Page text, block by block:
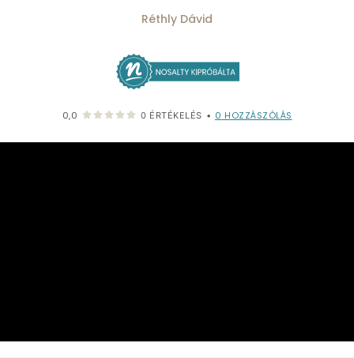
Réthly Dávid
0,0 0 ÉRTÉKELÉS • 0 HOZZÁSZÓLÁS